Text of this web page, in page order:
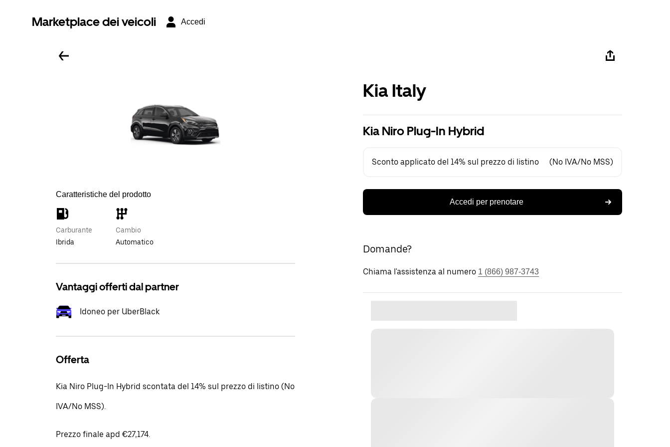
Marketplace dei veicoli Accedi
Caratteristiche del prodotto
Carburante
Ibrida
Cambio
Automatico
Vantaggi offerti dal partner
Idoneo per UberBlack
Offerta
Kia Niro Plug-In Hybrid scontata del 14% sul prezzo di listino (No
IVA/No MSS).
Prezzo finale apd €27,174.
Kia Italy
Kia Niro Plug-In Hybrid
Sconto applicato del 14% sul prezzo di listino (No IVA/No MSS)
Accedi per prenotare
Domande?
Chiama l'assistenza al numero 1 (866) 987-3743